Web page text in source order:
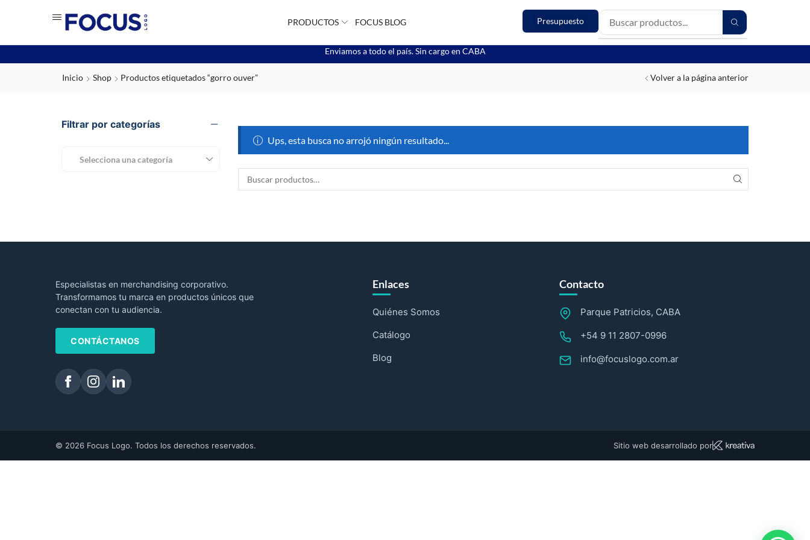
PRODUCTOS FOCUS BLOG Presupuesto
Enviamos a todo el país. Sin cargo en CABA
Inicio Shop Productos etiquetados “gorro ouver” Volver a la página anterior
Filtrar por categorías
Selecciona una categoría
Ups, esta busca no arrojó ningún resultado...
Especialistas en merchandising corporativo.
Transformamos tu marca en productos únicos que
conectan con tu audiencia.
CONTÁCTANOS
Enlaces
Quiénes Somos
Catálogo
Blog
Contacto
Parque Patricios, CABA
+54 9 11 2807-0996
info@focuslogo.com.ar
© 2026 Focus Logo. Todos los derechos reservados. Sitio web desarrollado por